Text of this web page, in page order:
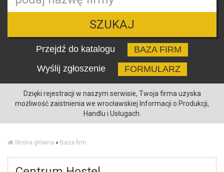
SZUKAJ
Przejdź do katalogu
BAZA FIRM
Wyślij zgłoszenie
FORMULARZ
Dzięki rejestracji w naszym serwisie, Twoja firma uzyska
możliwość zaistnienia we wrocławskiej Informacji o Produkcji,
Handlu i Usługach.
Strona główna » Baza firm